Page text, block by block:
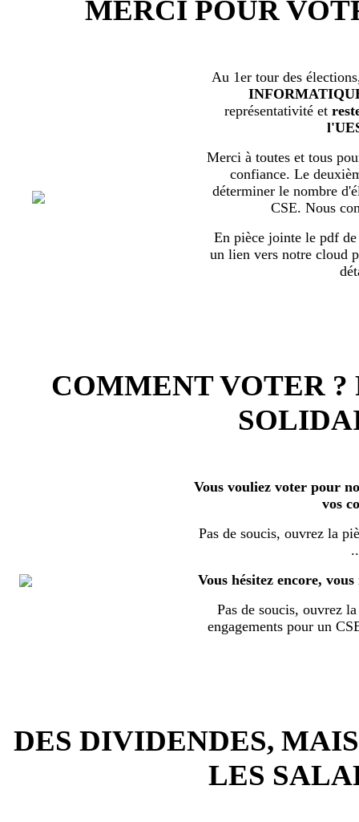
MERCI POUR
Au 1er tour des
représentativité et
Merci à toutes et tous
confiance. Le
déterminer le nombre
CSE. Nous
En pièce jointe le pdf de
un lien vers notre cloud
COMMENT VOTER ?
Vous vouliez voter pour
vos
Pas de soucis, ouvrez la
Vous hésitez encore,
Pas de soucis, ouvrez
engagements pour un
DES DIVIDENDES,
LES